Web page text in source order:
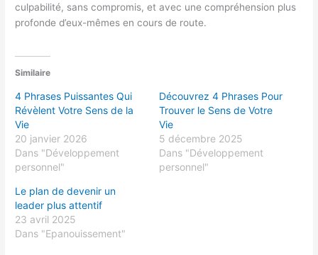
culpabilité, sans compromis, et avec une compréhension plus
profonde d’eux-mêmes en cours de route.
Similaire
4 Phrases Puissantes Qui
Révèlent Votre Sens de la
Vie
20 janvier 2026
Dans "Développement
personnel"
Découvrez 4 Phrases Pour
Trouver le Sens de Votre
Vie
5 décembre 2025
Dans "Développement
personnel"
Le plan de devenir un
leader plus attentif
23 avril 2025
Dans "Epanouissement"